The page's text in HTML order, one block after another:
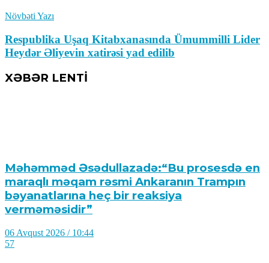
Növbəti Yazı
Respublika Uşaq Kitabxanasında Ümummilli Lider
Heydər Əliyevin xatirəsi yad edilib
XƏBƏR LENTİ
Məhəmməd Əsədullazadə:“Bu prosesdə en
maraqlı məqam rəsmi Ankaranın Trampın
bəyanatlarına heç bir reaksiya
verməməsidir”
06 Avqust 2026 / 10:44
57